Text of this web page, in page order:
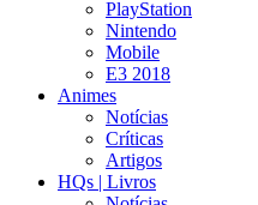
PlayStation
Nintendo
Mobile
E3 2018
Animes
Notícias
Críticas
Artigos
HQs | Livros